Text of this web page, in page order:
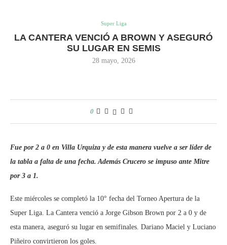
Super Liga
LA CANTERA VENCIÓ A BROWN Y ASEGURÓ
SU LUGAR EN SEMIS
28 mayo, 2026
0
Fue por 2 a 0 en Villa Urquiza y de esta manera vuelve a ser líder de
la tabla a falta de una fecha. Además Crucero se impuso ante Mitre
por 3 a 1.
Este miércoles se completó la 10° fecha del Torneo Apertura de la
Super Liga. La Cantera venció a Jorge Gibson Brown por 2 a 0 y de
esta manera, aseguró su lugar en semifinales. Dariano Maciel y Luciano
Piñeiro convirtieron los goles.